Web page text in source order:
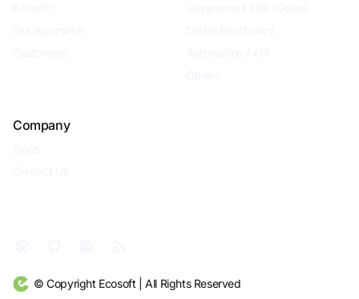
Company
© Copyright Ecosoft | All Rights Reserved